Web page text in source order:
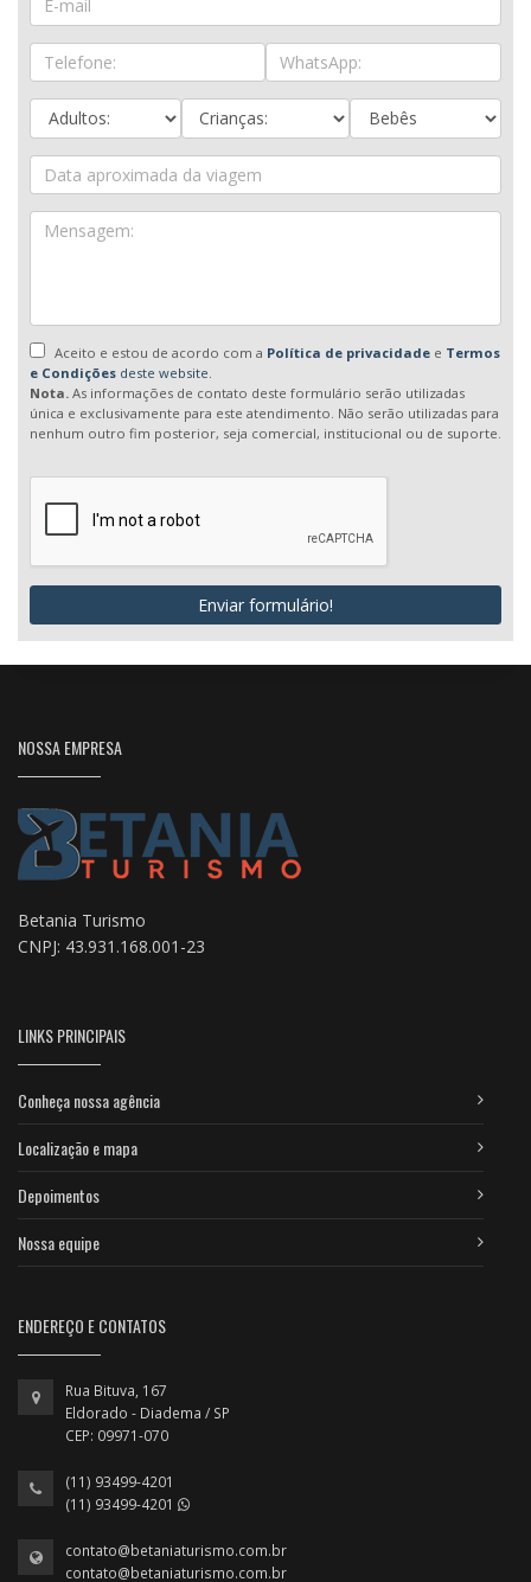
Aceito e estou de acordo com a Política de privacidadee Termos
e Condições deste website.
Nota. As informações de contato deste formulário serão utilizadas
única e exclusivamente para este atendimento. Não serão utilizadas para
nenhum outro fim posterior, seja comercial, institucional ou de suporte.
Enviar formulário!
NOSSA EMPRESA
Betania Turismo
CNPJ: 43.931.168.001-23
LINKS PRINCIPAIS
Conheça nossa agência
Localização e mapa
Depoimentos
Nossa equipe
ENDEREÇO E CONTATOS
Rua Bituva, 167
Eldorado - Diadema / SP
CEP: 09971-070
(11) 93499-4201
(11) 93499-4201
contato@betaniaturismo.com.br
contato@betaniaturismo.com.br